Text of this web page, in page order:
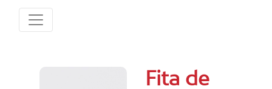
Fita de